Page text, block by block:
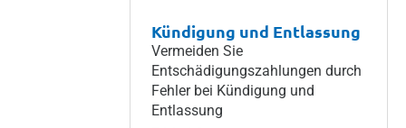
Kündigung und Entlassung
Vermeiden Sie
Entschädigungszahlungen durch
Fehler bei Kündigung und
Entlassung